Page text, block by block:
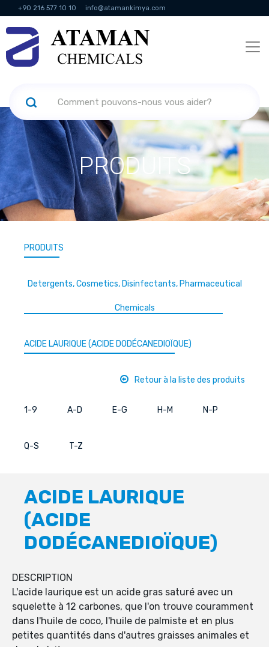
+90 216 577 10 10 info@atamankimya.com
KVKK Politikası Services de la société de l'information
humaines
PRODUITS
PRODUITS
Detergents, Cosmetics, Disinfectants, Pharmaceutical
Chemicals
ACIDE LAURIQUE (ACIDE DODÉCANEDIOÏQUE)
Retour à la liste des produits
1-9 A-D E-G H-M N-P
Q-S T-Z
ACIDE LAURIQUE
(ACIDE
DODÉCANEDIOÏQUE)
DESCRIPTION
L'acide laurique est un acide gras saturé avec un
squelette à 12 carbones, que l'on trouve couramment
dans l'huile de coco, l'huile de palmiste et en plus
petites quantités dans d'autres graisses animales et